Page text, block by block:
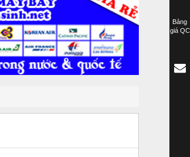
Bảng
giá QC